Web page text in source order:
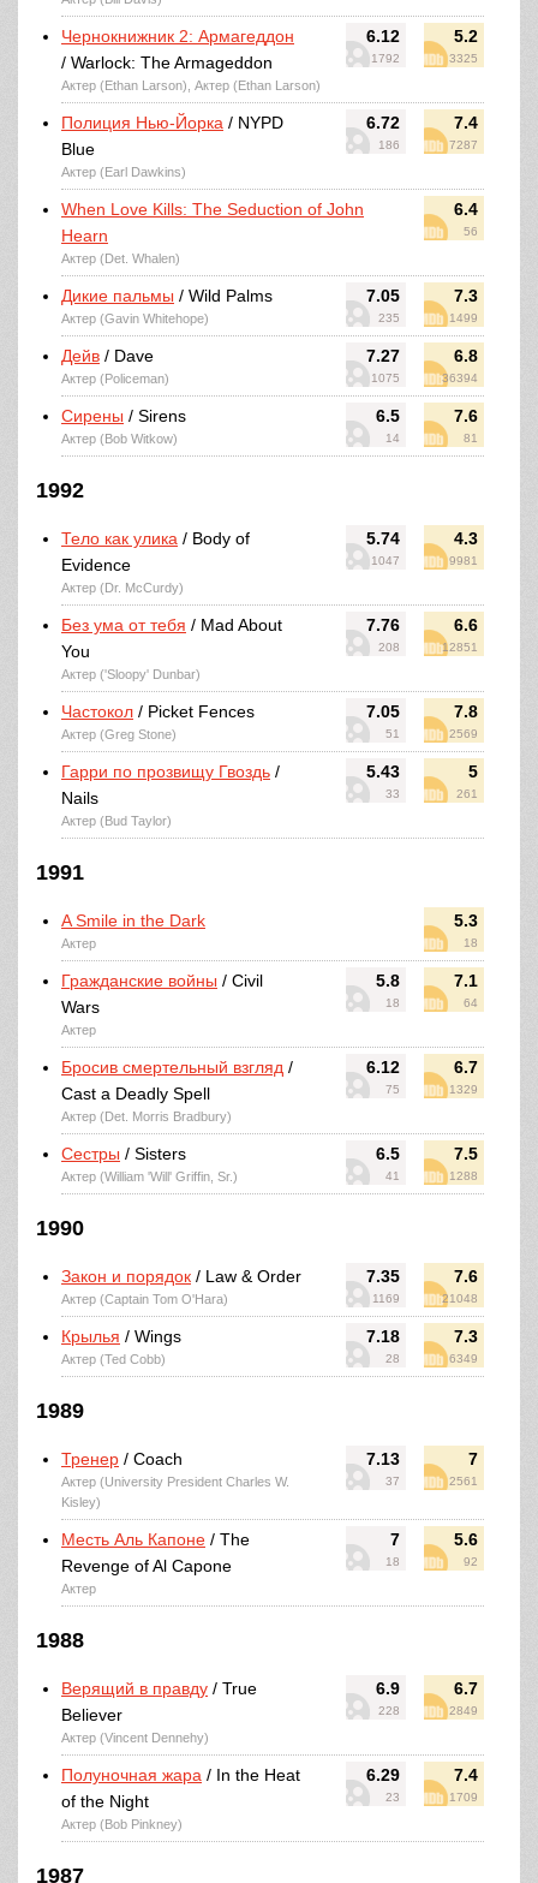
6.12
1792
5.2
3325
Чернокнижник 2: Армагеддон
/ Warlock: The Armageddon
Актер (Ethan Larson), Актер (Ethan Larson)
6.72
186
7.4
7287
Полиция Нью-Йорка / NYPD
Blue
Актер (Earl Dawkins)
6.4
56
When Love Kills: The Seduction of John
Hearn
Актер (Det. Whalen)
7.05
235
7.3
1499
Дикие пальмы / Wild Palms
Актер (Gavin Whitehope)
7.27
1075
6.8
36394
Дейв / Dave
Актер (Policeman)
6.5
14
7.6
81
Сирены / Sirens
Актер (Bob Witkow)
1992
5.74
1047
4.3
9981
Тело как улика / Body of
Evidence
Актер (Dr. McCurdy)
7.76
208
6.6
12851
Без ума от тебя / Mad About
You
Актер ('Sloopy' Dunbar)
7.05
51
7.8
2569
Частокол / Picket Fences
Актер (Greg Stone)
5.43
33
5
261
Гарри по прозвищу Гвоздь /
Nails
Актер (Bud Taylor)
1991
5.3
18
A Smile in the Dark
Актер
5.8
18
7.1
64
Гражданские войны / Civil
Wars
Актер
6.12
75
6.7
1329
Бросив смертельный взгляд /
Cast a Deadly Spell
Актер (Det. Morris Bradbury)
6.5
41
7.5
1288
Сестры / Sisters
Актер (William 'Will' Griffin, Sr.)
1990
7.35
1169
7.6
21048
Закон и порядок / Law & Order
Актер (Captain Tom O'Hara)
7.18
28
7.3
6349
Крылья / Wings
Актер (Ted Cobb)
1989
7.13
37
7
2561
Тренер / Coach
Актер (University President Charles W.
Kisley)
7
18
5.6
92
Месть Аль Капоне / The
Revenge of Al Capone
Актер
1988
6.9
228
6.7
2849
Верящий в правду / True
Believer
Актер (Vincent Dennehy)
6.29
23
7.4
1709
Полуночная жара / In the Heat
of the Night
Актер (Bob Pinkney)
1987